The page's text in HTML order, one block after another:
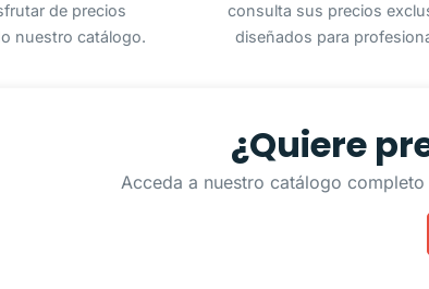
de precios
nuestro catálogo.
consulta sus precios
diseñados para
¿Quiere
Acceda a nuestro catálogo